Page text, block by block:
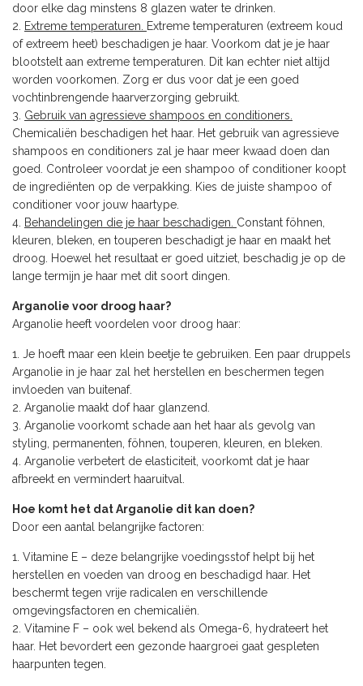
door elke dag minstens 8 glazen water te drinken.
Extreme temperaturen.
Extreme temperaturen (extreem koud
of extreem heet) beschadigen je haar. Voorkom dat je je haar
blootstelt aan extreme temperaturen. Dit kan echter niet altijd
worden voorkomen. Zorg er dus voor dat je een goed
vochtinbrengende haarverzorging gebruikt.
Gebruik van agressieve shampoos en conditioners.
Chemicaliën beschadigen het haar. Het gebruik van agressieve
shampoos en conditioners zal je haar meer kwaad doen dan
goed. Controleer voordat je een shampoo of conditioner koopt
de ingrediënten op de verpakking. Kies de juiste shampoo of
conditioner voor jouw haartype.
Behandelingen die je haar beschadigen. Constant föhnen,
kleuren, bleken, en touperen beschadigt je haar en maakt het
droog. Hoewel het resultaat er goed uitziet, beschadig je op de
lange termijn je haar met dit soort dingen.
Arganolie voor droog haar?
Arganolie heeft voordelen voor droog haar:
Je hoeft maar een klein beetje te gebruiken. Een paar druppels
Arganolie in je haar zal het herstellen en beschermen tegen
invloeden van buitenaf.
Arganolie maakt dof haar glanzend.
Arganolie voorkomt schade aan het haar als gevolg van
styling, permanenten, föhnen, touperen, kleuren, en bleken.
Arganolie verbetert de elasticiteit, voorkomt dat je haar
afbreekt en vermindert haaruitval.
Hoe komt het dat Arganolie dit kan doen?
Door een aantal belangrijke factoren:
Vitamine E – deze belangrijke voedingsstof helpt bij het
herstellen en voeden van droog en beschadigd haar. Het
beschermt tegen vrije radicalen en verschillende
omgevingsfactoren en chemicaliën.
Vitamine F – ook wel bekend als Omega-6, hydrateert het
haar. Het bevordert een gezonde haargroei gaat gespleten
haarpunten tegen.